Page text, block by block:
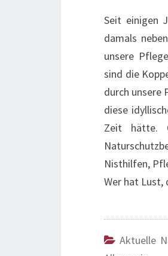
Seit einigen
damals
unsere
sind die
durch unsere
diese
Zeit hätte.
Nisthilfen,
Wer hat Lust,
Aktuelle